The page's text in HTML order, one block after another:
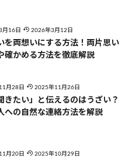
月16日 2026年3月12日
を両想いにする方法！両片思い
確かめる方法を徹底解説
月28日 2025年11月26日
きたい」と伝えるのはうざい？
への自然な連絡方法を解説
月20日 2025年10月29日